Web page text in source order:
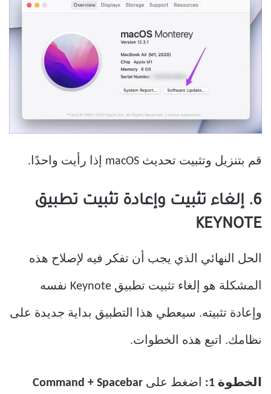
قم بتنزيل وتثبيت تحديث macOS إذا رأيت واحدًا.
6. إلغاء تثبيت وإعادة تثبيت تطبيق
KEYNOTE
الحل النهائي الذي يجب أن تفكر فيه لإصلاح هذه
المشكلة هو إلغاء تثبيت تطبيق Keynote نفسه
وإعادة تثبيته. سيعطي هذا التطبيق بداية جديدة على
نظامك. اتبع هذه الخطوات.
الخطوة 1: اضغط على